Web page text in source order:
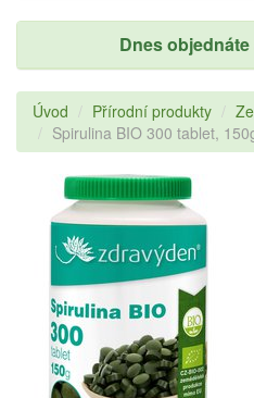
Dnes
Úvod Přírodní produkty
Spirulina BIO 300 tablet,